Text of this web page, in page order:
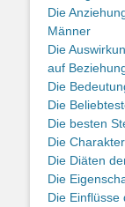
Die
Männer
Die
auf
Die
Die
Die besten
Die
Die Diäten
Die
Die Einflüsse